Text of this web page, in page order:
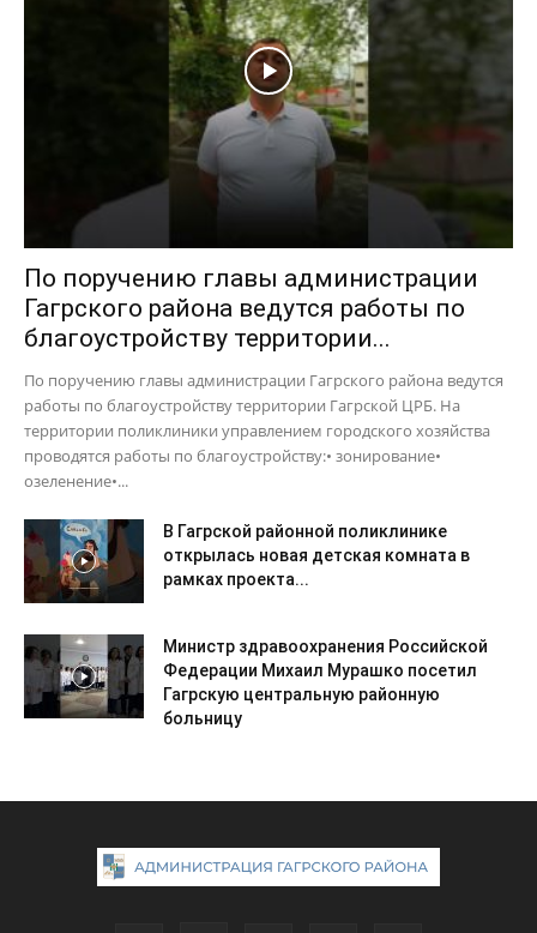
По поручению главы администрации
Гагрского района ведутся работы по
благоустройству территории...
По поручению главы администрации Гагрского района ведутся
работы по благоустройству территории Гагрской ЦРБ. На
территории поликлиники управлением городского хозяйства
проводятся работы по благоустройству:• зонирование•
озеленение•...
В Гагрской районной поликлинике
открылась новая детская комната в
рамках проекта...
Министр здравоохранения Российской
Федерации Михаил Мурашко посетил
Гагрскую центральную районную
больницу